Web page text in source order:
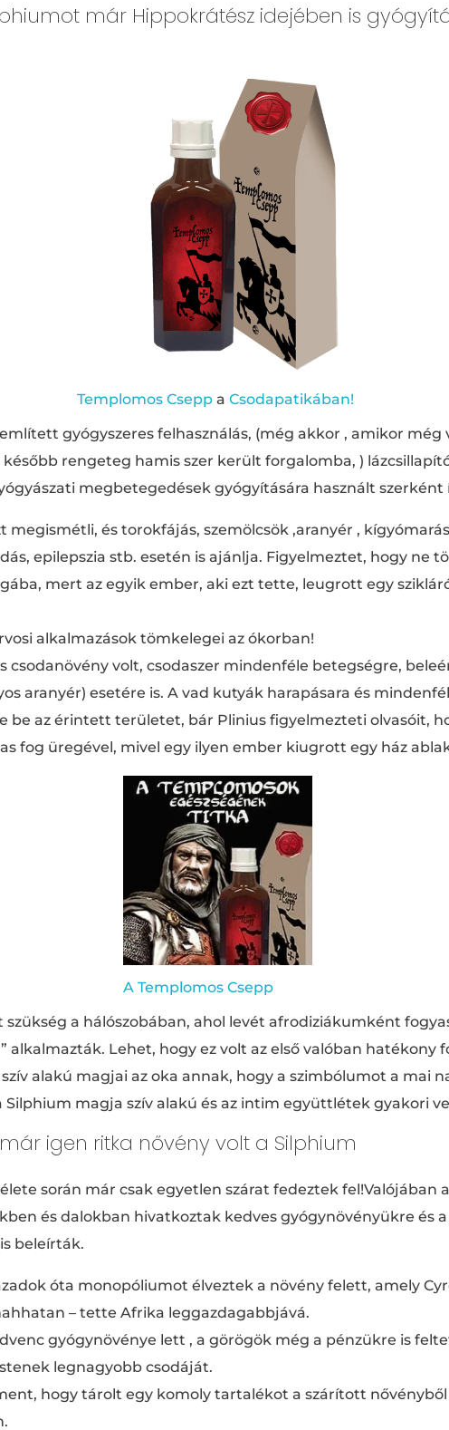
már Hippokrátész idejében is
Templomos Cseppa Csodapatikában!
gyógyszeres felhasználás, (még akkor , amikor még
rengeteg hamis szer került forgalomba, )
​​megbetegedések gyógyítására használt szerként
megismétli, és torokfájás, szemölcsök ,aranyér ,
epilepszia stb. esetén is ajánlja. Figyelmeztet, hogy ne
mert az egyik ember, aki ezt tette, leugrott egy
alkalmazások tömkelegei az ókorban!
csodanövény volt, csodaszer mindenféle betegségre,
aranyér) esetére is. A vad kutyák harapásara és
be az érintett területet, bár Plinius figyelmezteti olvasóit,
fog üregével, mivel egy ilyen ember kiugrott egy ház
A Templomos Csepp
szükség a hálószobában, ahol levét afrodiziákumként
alkalmazták. Lehet, hogy ez volt az első valóban hatékony
alakú magjai az oka annak, hogy a szimbólumot a mai
magja szív alakú és az intim együttlétek gyakori
igen ritka nővény volt a Silphium
során már csak egyetlen szárat fedeztek fel!Valójában
és dalokban hivatkoztak kedves gyógynövényükre és
beleírták.
óta monopóliumot élveztek a növény felett, amely
– tette Afrika leggazdagabbjává.
gyógynövénye lett , a görögök még a pénzükre is
legnagyobb csodáját.
hogy tárolt egy komoly tartalékot a szárított nővényből